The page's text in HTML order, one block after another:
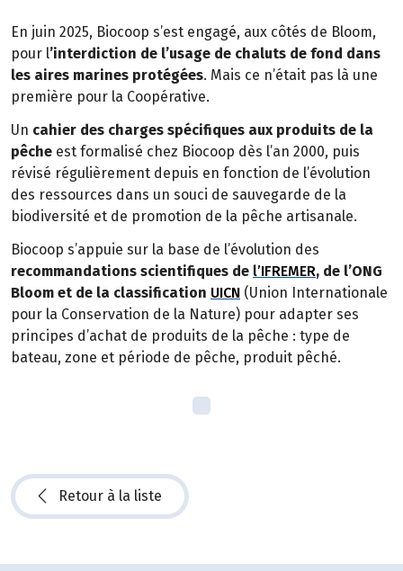
En juin 2025, Biocoop s’est engagé, aux côtés de Bloom,
pour l’interdiction de l’usage de chaluts de fond dans
les aires marines protégées. Mais ce n’était pas là une
première pour la Coopérative.
Un cahier des charges spécifiques aux produits de la
pêche est formalisé chez Biocoop dès l’an 2000, puis
révisé régulièrement depuis en fonction de l’évolution
des ressources dans un souci de sauvegarde de la
biodiversité et de promotion de la pêche artisanale.
Biocoop s’appuie sur la base de l’évolution des
recommandations scientifiques de l’IFREMER, de l’ONG
Bloom et de la classification UICN (Union Internationale
pour la Conservation de la Nature) pour adapter ses
principes d’achat de produits de la pêche : type de
bateau, zone et période de pêche, produit pêché.
Retour à la liste